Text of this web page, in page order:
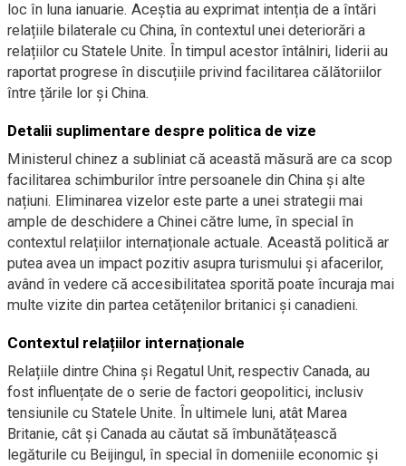
loc în luna ianuarie. Aceștia au exprimat intenția de a întări
relațiile bilaterale cu China, în contextul unei deteriorări a
relațiilor cu Statele Unite. În timpul acestor întâlniri, liderii au
raportat progrese în discuțiile privind facilitarea călătoriilor
între țările lor și China.
Detalii suplimentare despre politica de vize
Ministerul chinez a subliniat că această măsură are ca scop
facilitarea schimburilor între persoanele din China și alte
națiuni. Eliminarea vizelor este parte a unei strategii mai
ample de deschidere a Chinei către lume, în special în
contextul relațiilor internaționale actuale. Această politică ar
putea avea un impact pozitiv asupra turismului și afacerilor,
având în vedere că accesibilitatea sporită poate încuraja mai
multe vizite din partea cetățenilor britanici și canadieni.
Contextul relațiilor internaționale
Relațiile dintre China și Regatul Unit, respectiv Canada, au
fost influențate de o serie de factori geopolitici, inclusiv
tensiunile cu Statele Unite. În ultimele luni, atât Marea
Britanie, cât și Canada au căutat să îmbunătățească
legăturile cu Beijingul, în special în domeniile economic și